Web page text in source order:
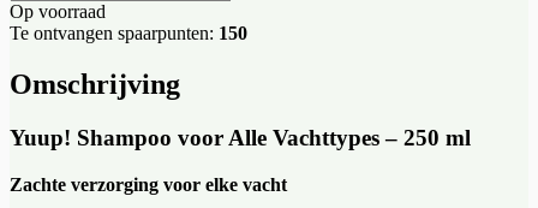
Op voorraad
Te ontvangen spaarpunten: 150
Omschrijving
Yuup! Shampoo voor Alle Vachttypes – 250 ml
Zachte verzorging voor elke vacht